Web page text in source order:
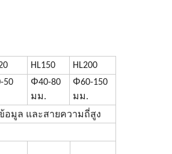
HL150 HL200
50
Φ40-80
มม.
Φ60-150
มม.
อมูล และสายความถี่สูง